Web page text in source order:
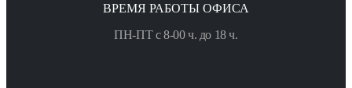
ВРЕМЯ РАБОТЫ ОФИСА
ПН-ПТ с 8-00 ч. до 18 ч.